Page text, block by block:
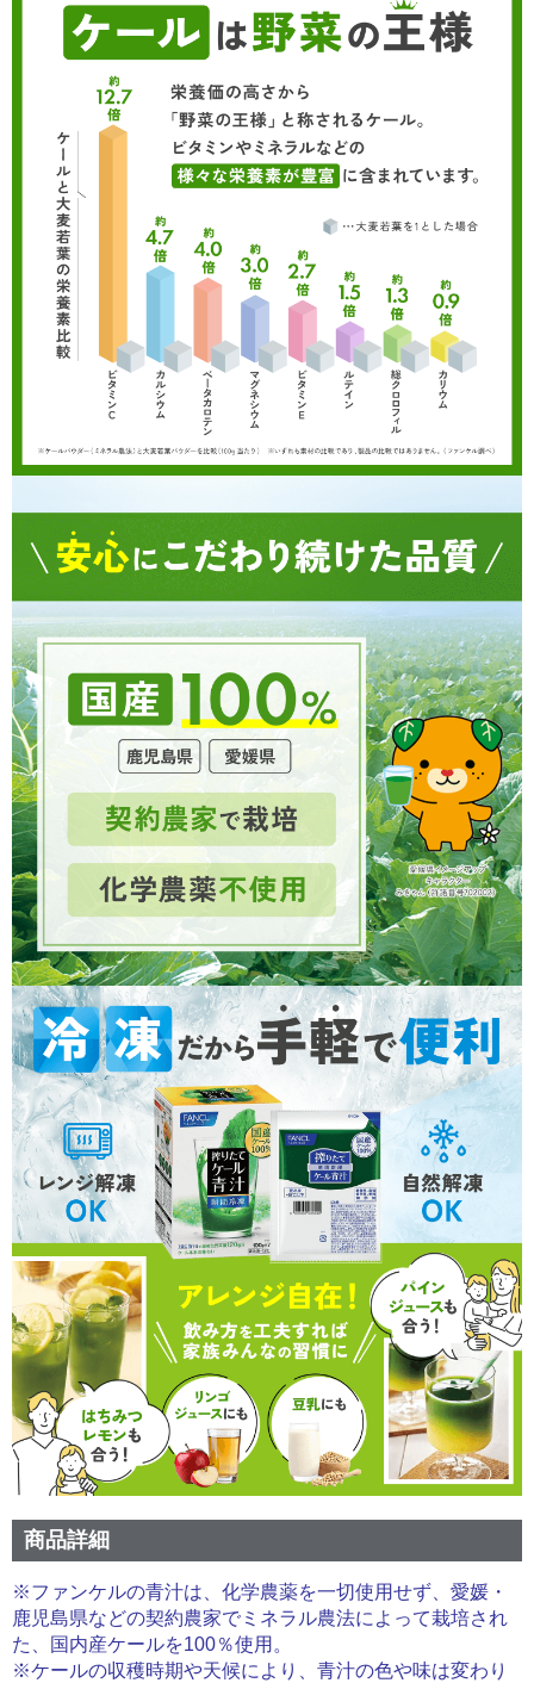
商品詳細
※ファンケルの青汁は、化学農薬を一切使用せず、愛媛・
鹿児島県などの契約農家でミネラル農法によって栽培され
た、国内産ケールを100％使用。
※ケールの収穫時期や天候により、青汁の色や味は変わり